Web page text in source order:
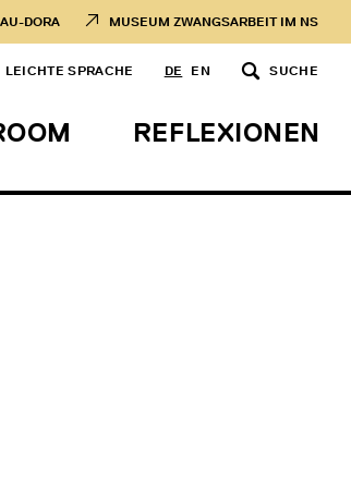
DORA MUSEUM ZWANGSARBEIT IM NS
LEICHTE SPRACHE DE EN SUCHE
REFLEXIONEN